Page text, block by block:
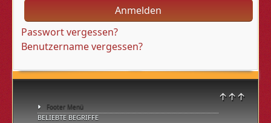
↑↑↑
Footer Menü
BELIEBTE BEGRIFFE
Anmelden
Passwort vergessen?
Benutzername vergessen?